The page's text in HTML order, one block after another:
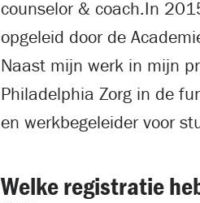
counselor & coach.In
opgeleid door de
Naast mijn werk in mijn
Philadelphia Zorg in de
en werkbegeleider voor
Welke registratie